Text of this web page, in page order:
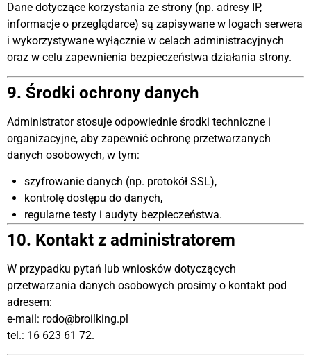
Dane dotyczące korzystania ze strony (np. adresy IP,
informacje o przeglądarce) są zapisywane w logach serwera
i wykorzystywane wyłącznie w celach administracyjnych
oraz w celu zapewnienia bezpieczeństwa działania strony.
9. Środki ochrony danych
Administrator stosuje odpowiednie środki techniczne i
organizacyjne, aby zapewnić ochronę przetwarzanych
danych osobowych, w tym:
szyfrowanie danych (np. protokół SSL),
kontrolę dostępu do danych,
regularne testy i audyty bezpieczeństwa.
10. Kontakt z administratorem
W przypadku pytań lub wniosków dotyczących
przetwarzania danych osobowych prosimy o kontakt pod
adresem:
e-mail: rodo@broilking.pl
tel.: 16 623 61 72.